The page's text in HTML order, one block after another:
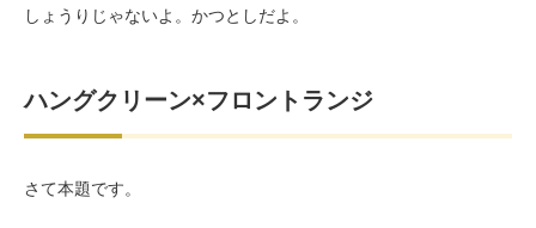
しょうりじゃないよ。かつとしだよ。
ハングクリーン×フロントランジ
さて本題です。